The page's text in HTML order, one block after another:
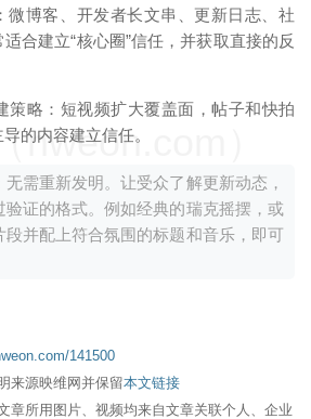
微博客、开发者长文串、更新日志、社
合建立“核心圈”信任，并获取直接的反
策略：短视频扩大覆盖面，帖子和快拍
的内容建立信任。
需重新发明。让受众了解更新动态，
验证的格式。例如经典的瑞克摇摆，或
段并配上符合氛围的标题和音乐，即可
nweon.com）
141500
来源映维网并保留本文链接
章所用图片、视频均来自文章关联个人、企业